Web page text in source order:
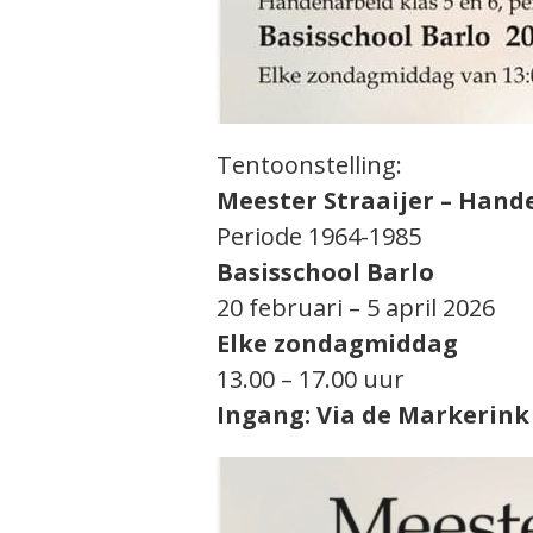
Tentoonstelling:
Meester Straaijer –
Periode 1964-1985
Basisschool Barlo
20 februari – 5 april 2026
Elke zondagmiddag
13.00 – 17.00 uur
Ingang: Via de Markerink